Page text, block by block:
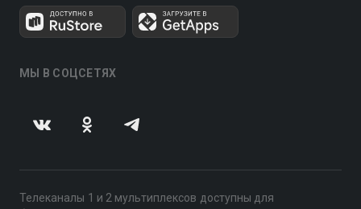
МЫ В СОЦСЕТЯХ
Телеканалы 1 и 2 мультиплексов доступны для